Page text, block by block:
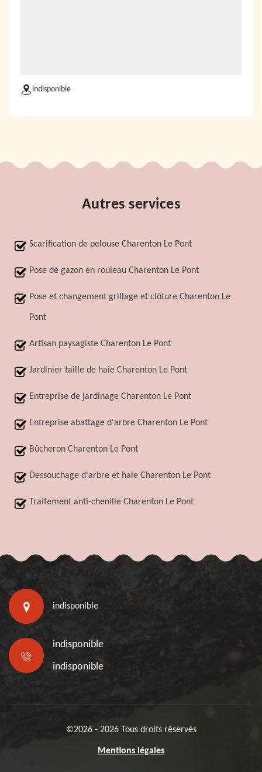
indisponible
Autres services
Scarification de pelouse Charenton Le Pont
Pose de gazon en rouleau Charenton Le Pont
Pose et changement grillage et clôture Charenton Le
Pont
Artisan paysagiste Charenton Le Pont
Jardinier taille de haie Charenton Le Pont
Entreprise de jardinage Charenton Le Pont
Entreprise abattage d'arbre Charenton Le Pont
Bûcheron Charenton Le Pont
Dessouchage d'arbre et haie Charenton Le Pont
Traitement anti-chenille Charenton Le Pont
indisponible
indisponible
indisponible
©2026 - 2026 Tous droits réservés
Mentions légales